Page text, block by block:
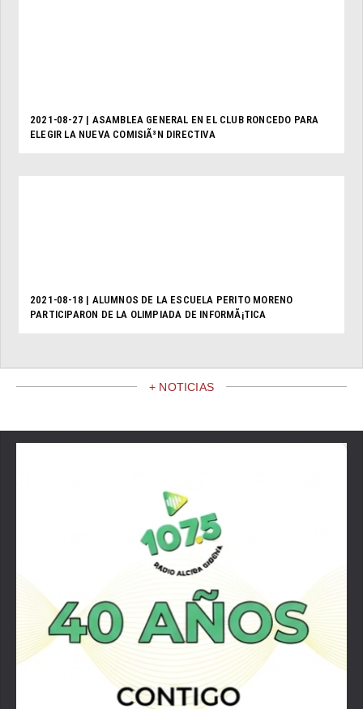
2021-08-27 | ASAMBLEA GENERAL EN EL CLUB RONCEDO PARA
ELEGIR LA NUEVA COMISIÃ³N DIRECTIVA
2021-08-18 | ALUMNOS DE LA ESCUELA PERITO MORENO
PARTICIPARON DE LA OLIMPIADA DE INFORMÃ¡TICA
+ NOTICIAS